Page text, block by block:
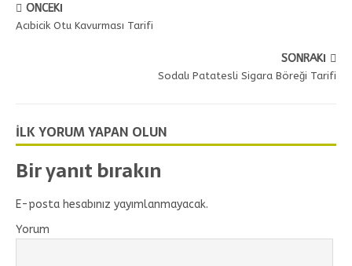
ÖNCEKI
Acıbicik Otu Kavurması Tarifi
SONRAKI
Sodalı Patatesli Sigara Böreği Tarifi
İLK YORUM YAPAN OLUN
Bir yanıt bırakın
E-posta hesabınız yayımlanmayacak.
Yorum